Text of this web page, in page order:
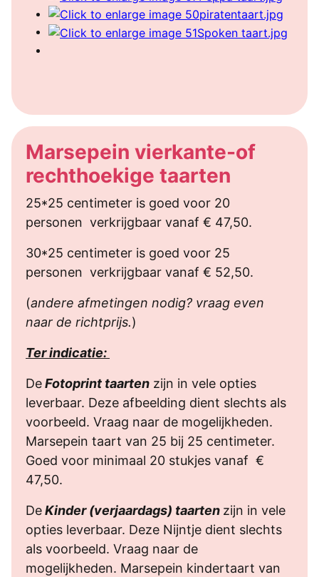
Marsepein vierkante-of
rechthoekige taarten
25*25 centimeter is goed voor 20
personen verkrijgbaar vanaf € 47,50.
30*25 centimeter is goed voor 25
personen verkrijgbaar vanaf € 52,50.
(andere afmetingen nodig? vraag even
naar de richtprijs.)
Ter indicatie:
DeFotoprint taarten zijn in vele opties
leverbaar. Deze afbeelding dient slechts als
voorbeeld. Vraag naar de mogelijkheden.
Marsepein taart van 25 bij 25 centimeter.
Goed voor minimaal 20 stukjes vanaf €
47,50.
DeKinder (verjaardags) taarten zijn in vele
opties leverbaar. Deze Nijntje dient slechts
als voorbeeld. Vraag naar de
mogelijkheden. Marsepein kindertaart van